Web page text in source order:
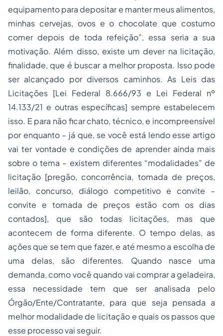
equipamento para depositar e manter meus alimentos,
minhas cervejas, ovos e o chocolate que costumo
comer depois de toda refeição”, essa seria a sua
motivação. Além disso, existe um dever na licitação,
finalidade, que é buscar a melhor proposta. Isso pode
ser alcançado por diversos caminhos. As Leis das
Licitações [Lei Federal 8.666/93 e Lei Federal nº
14.133/21 e outras específicas] sempre estabelecem
isso. E para não ficar chato, técnico, e incompreensível
por enquanto – já que, se você está lendo esse artigo
vai ter vontade e condições de aprender ainda mais
sobre o tema – existem diferentes “modalidades” de
licitação [pregão, concorrência, tomada de preços,
leilão, concurso, diálogo competitivo e convite –
convite e tomada de preços estão com os dias
contados], que são todas licitações, mas que
acontecem de forma diferente. O tempo delas, as
ações que se tem que fazer, e até mesmo a escolha de
uma delas, são diferentes. Quando nasce uma
demanda, como você quando vai comprar a geladeira,
essa necessidade tem que ser analisada pelo
Órgão/Ente/Contratante, para que seja pensada a
melhor modalidade de licitação e quais os passos que
esse processo vai seguir.